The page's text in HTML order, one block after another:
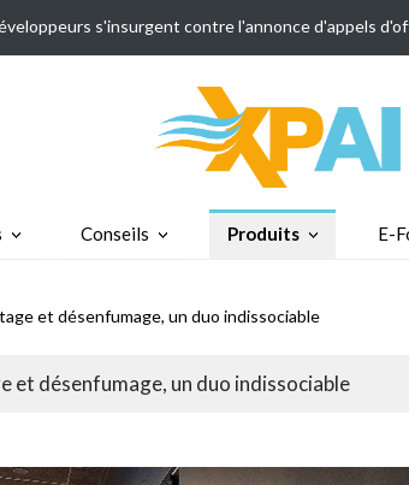
s'insurgent contre l'annonce d'appels
Conseils Produits E-
et désenfumage, un duo indissociable
et désenfumage, un duo indissociable